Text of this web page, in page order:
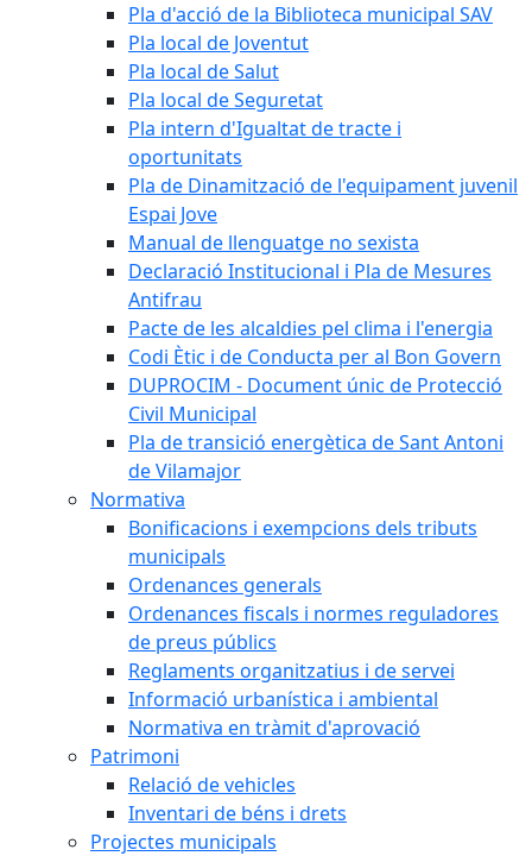
Pla d'acció de la Biblioteca municipal SAV
Pla local de Joventut
Pla local de Salut
Pla local de Seguretat
Pla intern d'Igualtat de tracte i
oportunitats
Pla de Dinamització de l'equipament juvenil
Espai Jove
Manual de llenguatge no sexista
Declaració Institucional i Pla de Mesures
Antifrau
Pacte de les alcaldies pel clima i l'energia
Codi Ètic i de Conducta per al Bon Govern
DUPROCIM - Document únic de Protecció
Civil Municipal
Pla de transició energètica de Sant Antoni
de Vilamajor
Normativa
Bonificacions i exempcions dels tributs
municipals
Ordenances generals
Ordenances fiscals i normes reguladores
de preus públics
Reglaments organitzatius i de servei
Informació urbanística i ambiental
Normativa en tràmit d'aprovació
Patrimoni
Relació de vehicles
Inventari de béns i drets
Projectes municipals